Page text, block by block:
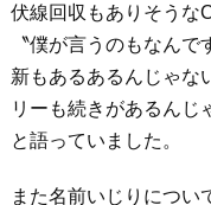
伏線回収もありそうな
〝僕が言うのもなん
新もあるあるんじゃな
リーも続きがあるんじ
と語っていました。
また名前いじりについ